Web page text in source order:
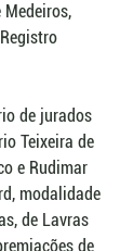
Medeiros,
de jurados
Teixeira de
e Rudimar
modalidade
de Lavras
de